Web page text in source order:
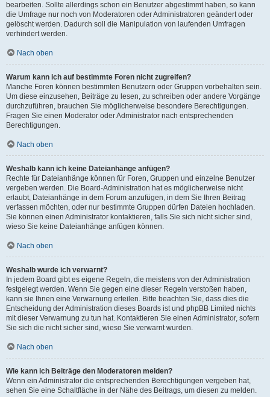
bearbeiten. Sollte allerdings schon ein Benutzer abgestimmt haben, so kann
die Umfrage nur noch von Moderatoren oder Administratoren geändert oder
gelöscht werden. Dadurch soll die Manipulation von laufenden Umfragen
verhindert werden.
Nach oben
Warum kann ich auf bestimmte Foren nicht zugreifen?
Manche Foren können bestimmten Benutzern oder Gruppen vorbehalten sein.
Um diese einzusehen, Beiträge zu lesen, zu schreiben oder andere Vorgänge
durchzuführen, brauchen Sie möglicherweise besondere Berechtigungen.
Fragen Sie einen Moderator oder Administrator nach entsprechenden
Berechtigungen.
Nach oben
Weshalb kann ich keine Dateianhänge anfügen?
Rechte für Dateianhänge können für Foren, Gruppen und einzelne Benutzer
vergeben werden. Die Board-Administration hat es möglicherweise nicht
erlaubt, Dateianhänge in dem Forum anzufügen, in dem Sie Ihren Beitrag
verfassen möchten, oder nur bestimmte Gruppen dürfen Dateien hochladen.
Sie können einen Administrator kontaktieren, falls Sie sich nicht sicher sind,
wieso Sie keine Dateianhänge anfügen können.
Nach oben
Weshalb wurde ich verwarnt?
In jedem Board gibt es eigene Regeln, die meistens von der Administration
festgelegt werden. Wenn Sie gegen eine dieser Regeln verstoßen haben,
kann sie Ihnen eine Verwarnung erteilen. Bitte beachten Sie, dass dies die
Entscheidung der Administration dieses Boards ist und phpBB Limited nichts
mit dieser Verwarnung zu tun hat. Kontaktieren Sie einen Administrator, sofern
Sie sich die nicht sicher sind, wieso Sie verwarnt wurden.
Nach oben
Wie kann ich Beiträge den Moderatoren melden?
Wenn ein Administrator die entsprechenden Berechtigungen vergeben hat,
sehen Sie eine Schaltfläche in der Nähe des Beitrags, um diesen zu melden.